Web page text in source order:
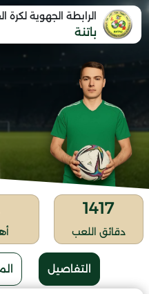
الرابطة الجهوية لكرة
باتنة
1417
دقائق اللعب
التفاصيل